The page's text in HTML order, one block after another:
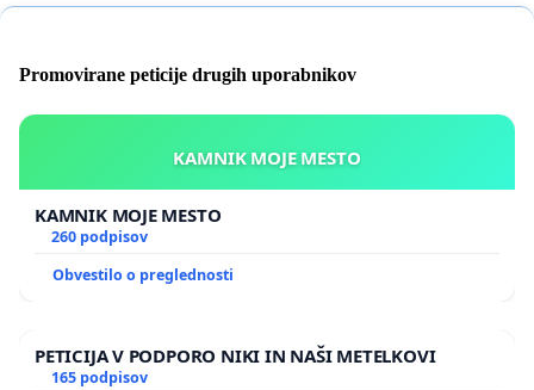
Promovirane peticije drugih uporabnikov
KAMNIK MOJE MESTO
KAMNIK MOJE MESTO
260 podpisov
Obvestilo o preglednosti
PETICIJA V PODPORO NIKI IN NAŠI METELKOVI
165 podpisov